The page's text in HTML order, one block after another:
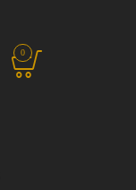
0